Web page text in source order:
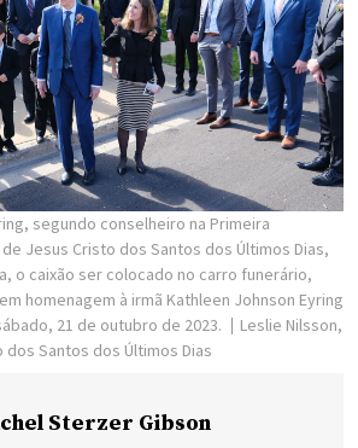
segundo conselheiro na Primeira
Jesus Cristo dos Santos dos Últimos Dias,
o caixão ser colocado no carro funerário,
homenagem à irmã Kathleen Johnson Eyring
21 de outubro de 2023.
Leslie Nilsson,
Santos dos Últimos Dias
Sterzer Gibson